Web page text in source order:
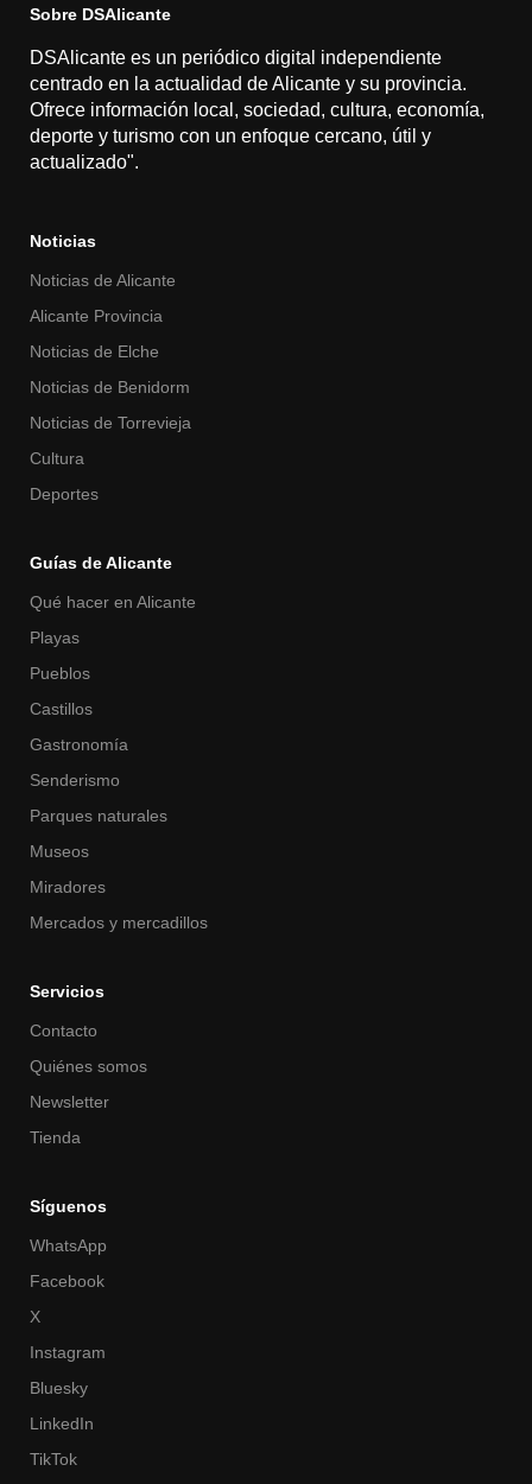
Sobre DSAlicante
DSAlicante es un periódico digital independiente
centrado en la actualidad de Alicante y su provincia.
Ofrece información local, sociedad, cultura, economía,
deporte y turismo con un enfoque cercano, útil y
actualizado".
Noticias
Noticias de Alicante
Alicante Provincia
Noticias de Elche
Noticias de Benidorm
Noticias de Torrevieja
Cultura
Deportes
Guías de Alicante
Qué hacer en Alicante
Playas
Pueblos
Castillos
Gastronomía
Senderismo
Parques naturales
Museos
Miradores
Mercados y mercadillos
Servicios
Contacto
Quiénes somos
Newsletter
Tienda
Síguenos
WhatsApp
Facebook
X
Instagram
Bluesky
LinkedIn
TikTok